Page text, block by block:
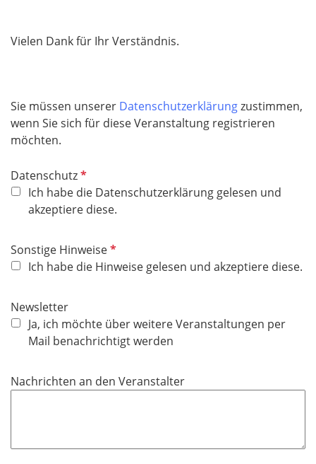
Vielen Dank für Ihr Verständnis.
Sie müssen unserer Datenschutzerklärungzustimmen,
wenn Sie sich für diese Veranstaltung registrieren
möchten.
DatenschutzP
f
l
h
l
d
Ich habe die Datenschutzerklärung gelesen und
akzeptiere diese.
Sonstige HinweiseP
f
c
h
e
Ich habe die Hinweise gelesen und akzeptiere diese.
Newsletter
Ja, ich möchte über weitere Veranstaltungen per
Mail benachrichtigt werden
Nachrichten an den Veranstalter